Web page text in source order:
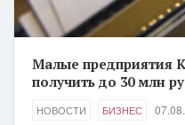
Малые предприятия
получить до 30 млн
НОВОСТИ БИЗНЕС